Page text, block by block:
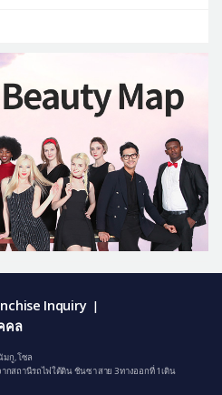
Inquiry |
คล
มกู, โซล
กสถานีรถไฟใต้ดิน ชินซา สาย 3 ทางออกที่ 1 เดิน